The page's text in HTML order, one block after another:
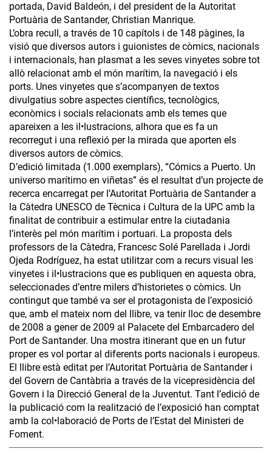
portada, David Baldeón, i del president de la Autoritat
Portuària de Santander, Christian Manrique.
L’obra recull, a través de 10 capítols i de 148 pàgines, la
visió que diversos autors i guionistes de còmics, nacionals
i internacionals, han plasmat a les seves vinyetes sobre tot
allò relacionat amb el món marítim, la navegació i els
ports. Unes vinyetes que s’acompanyen de textos
divulgatius sobre aspectes científics, tecnològics,
econòmics i socials relacionats amb els temes que
apareixen a les il•lustracions, alhora que es fa un
recorregut i una reflexió per la mirada que aporten els
diversos autors de còmics.
D’edició limitada (1.000 exemplars), “Cómics a Puerto. Un
universo marítimo en viñetas” és el resultat d’un projecte de
recerca encarregat per l’Autoritat Portuària de Santander a
la Càtedra UNESCO de Tècnica i Cultura de la UPC amb la
finalitat de contribuir a estimular entre la ciutadania
l’interès pel món marítim i portuari. La proposta dels
professors de la Càtedra, Francesc Solé Parellada i Jordi
Ojeda Rodríguez, ha estat utilitzar com a recurs visual les
vinyetes i il•lustracions que es publiquen en aquesta obra,
seleccionades d’entre milers d’historietes o còmics. Un
contingut que també va ser el protagonista de l’exposició
que, amb el mateix nom del llibre, va tenir lloc de desembre
de 2008 a gener de 2009 al Palacete del Embarcadero del
Port de Santander. Una mostra itinerant que en un futur
proper es vol portar al diferents ports nacionals i europeus.
El llibre està editat per l’Autoritat Portuària de Santander i
del Govern de Cantàbria a través de la vicepresidència del
Govern i la Direcció General de la Juventut. Tant l’edició de
la publicació com la realització de l’exposició han comptat
amb la col•laboració de Ports de l’Estat del Ministeri de
Foment.